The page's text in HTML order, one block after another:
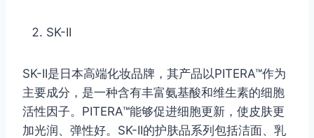
SK-II
SK-II是日本高端化妆品牌，其产品以PITERA™作为
主要成分，是一种含有丰富氨基酸和维生素的细胞
活性因子。PITERA™能够促进细胞更新，使皮肤更
加光润、弹性好。SK-II的护肤品系列包括洁面、乳